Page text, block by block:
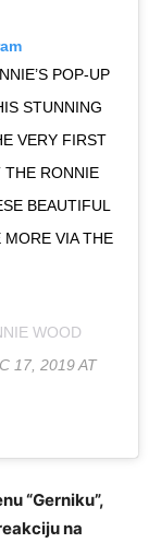
POP-UP
STUNNING
VERY FIRST
THE RONNIE
BEAUTIFUL
VIA THE
WOOD
17, 2019 AT
“Gerniku”,
na